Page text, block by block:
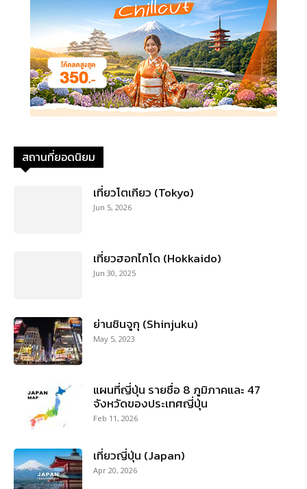
สถานที่ยอดนิยม
เที่ยวโตเกียว (Tokyo)
Jun 5, 2026
เที่ยวฮอกไกโด (Hokkaido)
Jun 30, 2025
ย่านชินจูกุ (Shinjuku)
May 5, 2023
แผนที่ญี่ปุ่น รายชื่อ 8 ภูมิภาคและ 47
จังหวัดของประเทศญี่ปุ่น
Feb 11, 2026
เที่ยวญี่ปุ่น (Japan)
Apr 20, 2026